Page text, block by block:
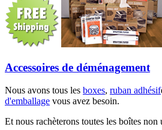
Accessoires de déménagement
Nous avons tous les boxes, ruban adhésif
d'emballage vous avez besoin.
Et nous rachèterons toutes les boîtes non